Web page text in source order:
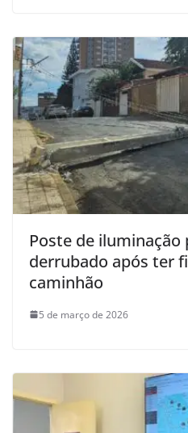
Poste de iluminação
derrubado após ter
caminhão
5 de março de 2026